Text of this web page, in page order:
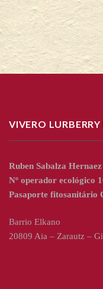
VIVERO
Ruben Sabalza Hernaez
Nº operador ecológico
Pasaporte fitosanitário
Barrio Elkano
20809 Aia – Zarautz –